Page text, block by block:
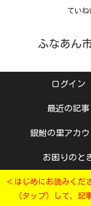
ていね
ふなあん
ログイン
最近の記事
銀鮒の里アカウ
お困りのと
＜はじめにお読みくだ
（タップ）して、記